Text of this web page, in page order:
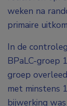
weken na
primaire
In de
BPaLC-groep
groep
met minstens
bijwerking